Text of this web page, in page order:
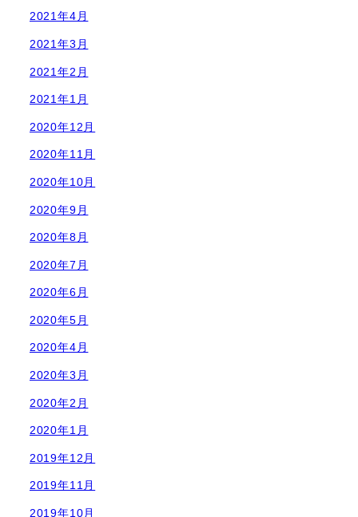
2021年4月
2021年3月
2021年2月
2021年1月
2020年12月
2020年11月
2020年10月
2020年9月
2020年8月
2020年7月
2020年6月
2020年5月
2020年4月
2020年3月
2020年2月
2020年1月
2019年12月
2019年11月
2019年10月